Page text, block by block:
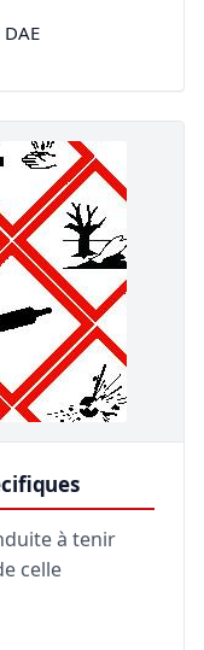
à tenir
celle